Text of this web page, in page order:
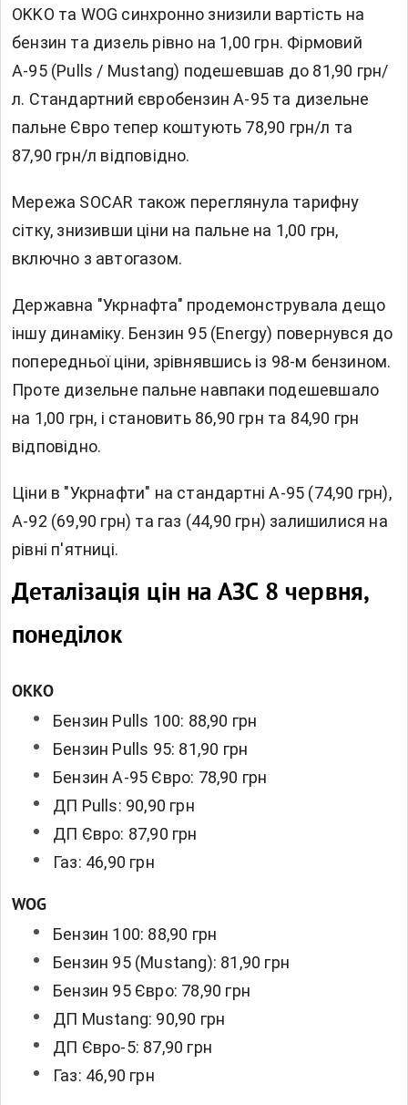
OKKO та WOG синхронно знизили вартість на
бензин та дизель рівно на 1,00 грн. Фірмовий
А-95 (Pulls / Mustang) подешевшав до 81,90 грн/
л. Стандартний євробензин А-95 та дизельне
пальне Євро тепер коштують 78,90 грн/л та
87,90 грн/л відповідно.
Мережа SOCAR також переглянула тарифну
сітку, знизивши ціни на пальне на 1,00 грн,
включно з автогазом.
Державна "Укрнафта" продемонструвала дещо
іншу динаміку. Бензин 95 (Energy) повернувся до
попередньої ціни, зрівнявшись із 98-м бензином.
Проте дизельне пальне навпаки подешевшало
на 1,00 грн, і становить 86,90 грн та 84,90 грн
відповідно.
Ціни в "Укрнафти" на стандартні А-95 (74,90 грн),
А-92 (69,90 грн) та газ (44,90 грн) залишилися на
рівні п'ятниці.
Деталізація цін на АЗС 8 червня,
понеділок
OKKO
Бензин Pulls 100: 88,90 грн
Бензин Pulls 95: 81,90 грн
Бензин А-95 Євро: 78,90 грн
ДП Pulls: 90,90 грн
ДП Євро: 87,90 грн
Газ: 46,90 грн
WOG
Бензин 100: 88,90 грн
Бензин 95 (Mustang): 81,90 грн
Бензин 95 Євро: 78,90 грн
ДП Mustang: 90,90 грн
ДП Євро-5: 87,90 грн
Газ: 46,90 грн